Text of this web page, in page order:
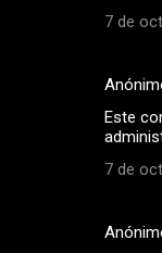
7 de
Este
7 de